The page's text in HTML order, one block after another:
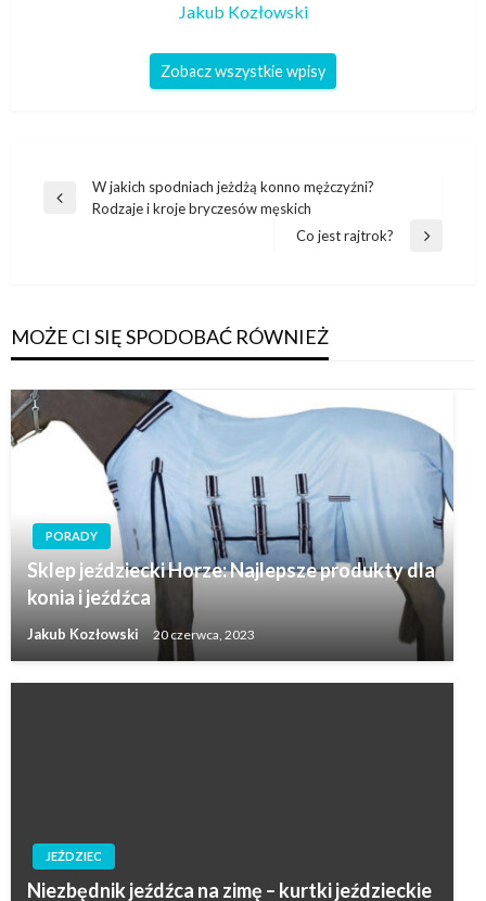
Jakub Kozłowski
Zobacz wszystkie wpisy
Nawigacja
wpisu
Poprzedni
W jakich spodniach jeżdżą konno mężczyźni?
Rodzaje i kroje bryczesów męskich
Następny
Co jest rajtrok?
MOŻE CI SIĘ SPODOBAĆ RÓWNIEŻ
PORADY
Sklep jeździecki Horze: Najlepsze produkty dla
konia i jeźdźca
Jakub Kozłowski 20 czerwca, 2023
JEŹDZIEC
Niezbędnik jeźdźca na zimę – kurtki jeździeckie